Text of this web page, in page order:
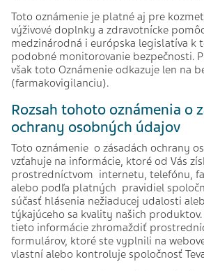
Toto oznámenie je platné aj pre
výživové doplnky a zdravotnícke
medzinárodná i európska legislatíva k
podobné monitorovanie bezpečnosti.
však toto Oznámenie odkazuje len na
(farmakovigilanciu).
Rozsah tohoto oznámenia o
ochrany osobných údajov
Toto oznámenie o zásadách ochrany
vzťahuje na informácie, ktoré od Vás
prostredníctvom internetu, telefónu,
alebo podľa platných pravidiel
súčasť hlásenia nežiaducej udalosti
týkajúceho sa kvality našich
tieto informácie zhromaždiť
formulárov, ktoré ste vyplnili na
vlastní alebo kontroluje spoločnosť